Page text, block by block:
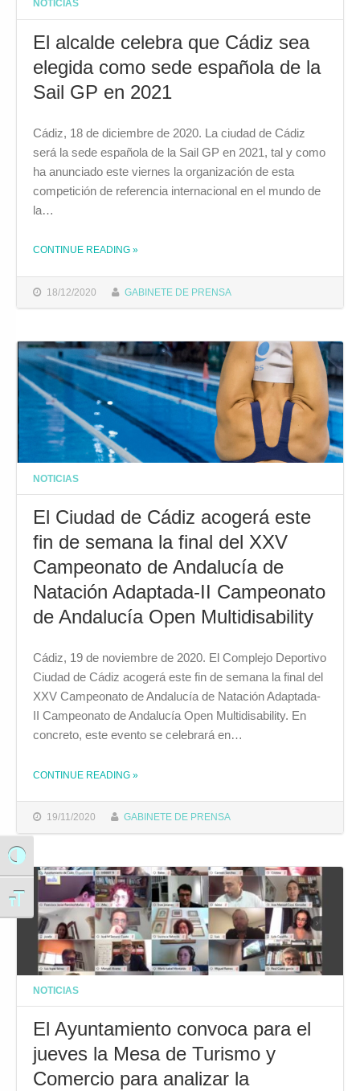
Alternar alto contraste
Alternar tamaño de letra
NOTICIAS
El alcalde celebra que Cádiz sea
elegida como sede española de la
Sail GP en 2021
18/12/2020 GABINETE DE PRENSA
Cádiz, 18 de diciembre de 2020. La ciudad de Cádiz
será la sede española de la Sail GP en 2021, tal y como
ha anunciado este viernes la organización de esta
competición de referencia internacional en el mundo de
la…
CONTINUE READING THE "EL ALCALDE CELEBRA QUE CÁDIZ SEA ELEGIDA COMO SEDE ESPAÑOLA DE LA SAIL GP EN 2021"
»
NOTICIAS
El Ciudad de Cádiz acogerá este
fin de semana la final del XXV
Campeonato de Andalucía de
Natación Adaptada-II Campeonato
de Andalucía Open Multidisability
19/11/2020 GABINETE DE PRENSA
Cádiz, 19 de noviembre de 2020. El Complejo Deportivo
Ciudad de Cádiz acogerá este fin de semana la final del
XXV Campeonato de Andalucía de Natación Adaptada-
II Campeonato de Andalucía Open Multidisability. En
concreto, este evento se celebrará en…
CONTINUE READING »
NOTICIAS
El Ayuntamiento convoca para el
jueves la Mesa de Turismo y
Comercio para analizar la